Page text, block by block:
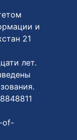
и
21
лет.
of-